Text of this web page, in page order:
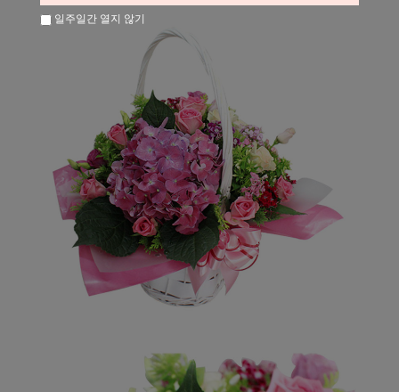
일주일간 열지 않기